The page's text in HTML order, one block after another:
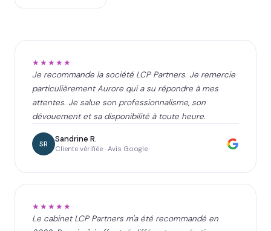
★★★★★
Je recommande la société LCP Partners. Je remercie
particulièrement Aurore qui a su répondre à mes
attentes. Je salue son professionnalisme, son
dévouement et sa disponibilité à toute heure.
SR Sandrine R.
Cliente vérifiée · Avis Google
★★★★★
Le cabinet LCP Partners m'a été recommandé en